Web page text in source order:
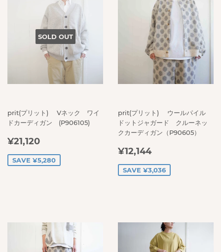
SOLD OUT
prit(プリット) Vネック ワイ
ドカーディガン (P906105)
SALE
PRICE
¥21,120
SAVE ¥5,280
prit(プリット) ウールパイル
ドットジャガード クルーネッ
クカーディガン（P90605）
SALE
PRICE
¥12,144¥12,144
SAVE ¥3,036